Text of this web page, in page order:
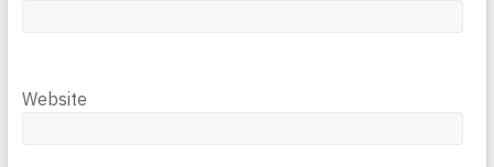
Website